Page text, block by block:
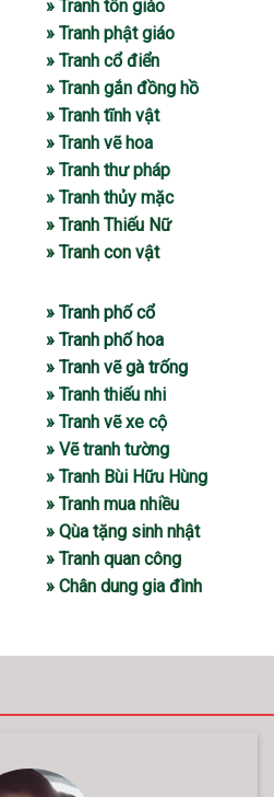
» Tranh tôn giáo
» Tranh phật giáo
» Tranh cổ điển
» Tranh gắn đồng hồ
» Tranh tĩnh vật
» Tranh vẽ hoa
» Tranh thư pháp
» Tranh thủy mặc
» Tranh Thiếu Nữ
» Tranh con vật
» Tranh phố cổ
» Tranh phố hoa
» Tranh vẽ gà trống
» Tranh thiếu nhi
» Tranh vẽ xe cộ
» Vẽ tranh tường
» Tranh Bùi Hữu Hùng
» Tranh mua nhiều
» Qùa tặng sinh nhật
» Tranh quan công
» Chân dung gia đình